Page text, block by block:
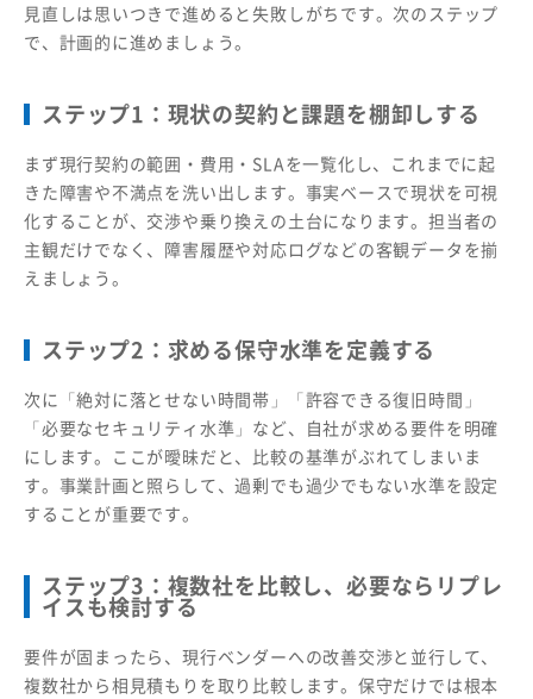
見直しは思いつきで進めると失敗しがちです。次のステップ
で、計画的に進めましょう。
ステップ1：現状の契約と課題を棚卸しする
まず現行契約の範囲・費用・SLAを一覧化し、これまでに起
きた障害や不満点を洗い出します。事実ベースで現状を可視
化することが、交渉や乗り換えの土台になります。担当者の
主観だけでなく、障害履歴や対応ログなどの客観データを揃
えましょう。
ステップ2：求める保守水準を定義する
次に「絶対に落とせない時間帯」「許容できる復旧時間」
「必要なセキュリティ水準」など、自社が求める要件を明確
にします。ここが曖昧だと、比較の基準がぶれてしまいま
す。事業計画と照らして、過剰でも過少でもない水準を設定
することが重要です。
ステップ3：複数社を比較し、必要ならリプレ
イスも検討する
要件が固まったら、現行ベンダーへの改善交渉と並行して、
複数社から相見積もりを取り比較します。保守だけでは根本